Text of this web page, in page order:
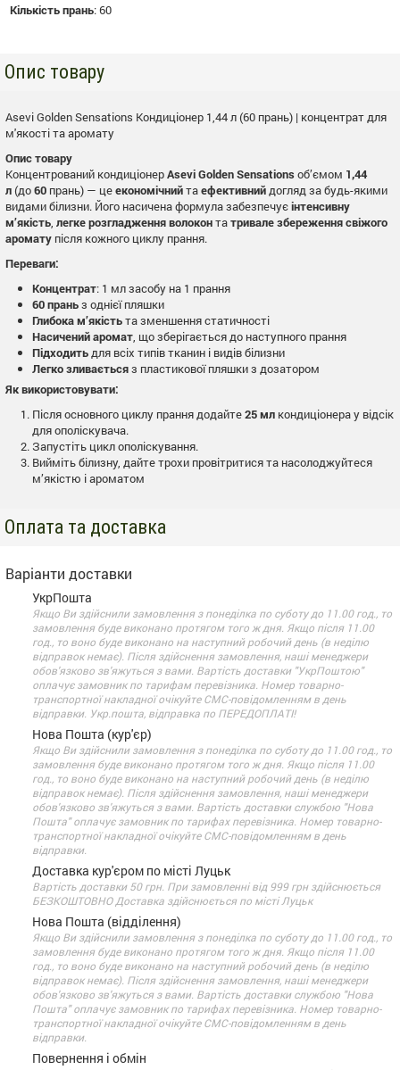
Кількість прань:60
Опис товару
Asevi Golden Sensations Кондиціонер 1,44 л (60 прань) | концентрат для
м'якості та аромату
Опис товару
Концентрований кондиціонерAsevi Golden Sensationsоб’ємом 1,44
л(до60 прань) — цеекономічнийтаефективнийдогляд за будь-якими
видами білизни. Його насичена формула забезпечуєінтенсивну
м’якість, легке розгладження волоконтатривале збереження свіжого
аромату після кожного циклу прання.
Переваги:
Концентрат: 1 мл засобу на 1 прання
60 праньз однієї пляшки
Глибока м’якістьта зменшення статичності
Насичений аромат, що зберігається до наступного прання
Підходитьдля всіх типів тканин і видів білизни
Легко зливаєтьсяз пластикової пляшки з дозатором
Як використовувати:
Після основного циклу прання додайте25 мл кондиціонера у відсік
для ополіскувача.
Запустіть цикл ополіскування.
Вийміть білизну, дайте трохи провітритися та насолоджуйтеся
м’якістю і ароматом
Оплата та доставка
Варіанти доставки
УкрПошта
Якщо Ви здійснили замовлення з понеділка по суботу до 11.00 год., то
замовлення буде виконано протягом того ж дня. Якщо після 11.00
год., то воно буде виконано на наступний робочий день (в неділю
відправок немає). Після здійснення замовлення, наші менеджери
обов'язково зв'яжуться з вами. Вартість доставки "УкрПоштою"
оплачує замовник по тарифам перевізника. Номер товарно-
транспортної накладної очікуйте СМС-повідомленням в день
відправки. Укр.пошта, відправка по ПЕРЕДОПЛАТІ!
Нова Пошта (кур'єр)
Якщо Ви здійснили замовлення з понеділка по суботу до 11.00 год., то
замовлення буде виконано протягом того ж дня. Якщо після 11.00
год., то воно буде виконано на наступний робочий день (в неділю
відправок немає). Після здійснення замовлення, наші менеджери
обов'язково зв'яжуться з вами. Вартість доставки службою "Нова
Пошта" оплачує замовник по тарифах перевізника. Номер товарно-
транспортної накладної очікуйте СМС-повідомленням в день
відправки.
Доставка кур'єром по місті Луцьк
Вартість доставки 50 грн. При замовленні від 999 грн здійснюється
БЕЗКОШТОВНО Доставка здійснюється по місті Луцьк
Нова Пошта (відділення)
Якщо Ви здійснили замовлення з понеділка по суботу до 11.00 год., то
замовлення буде виконано протягом того ж дня. Якщо після 11.00
год., то воно буде виконано на наступний робочий день (в неділю
відправок немає). Після здійснення замовлення, наші менеджери
обов'язково зв'яжуться з вами. Вартість доставки службою "Нова
Пошта" оплачує замовник по тарифах перевізника. Номер товарно-
транспортної накладної очікуйте СМС-повідомленням в день
відправки.
Повернення і обмін